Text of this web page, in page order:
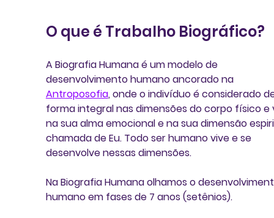
O que é Trabalho Biográfico?
A Biografia Humana é um modelo de
desenvolvimento humano ancorado na
Antroposofia, onde o indivíduo é considerado
forma integral nas dimensões do corpo físico e
na sua alma emocional e na sua dimensão
chamada de Eu. Todo ser humano vive e se
desenvolve nessas dimensões.
Na Biografia Humana olhamos o
humano em fases de 7 anos (setênios).